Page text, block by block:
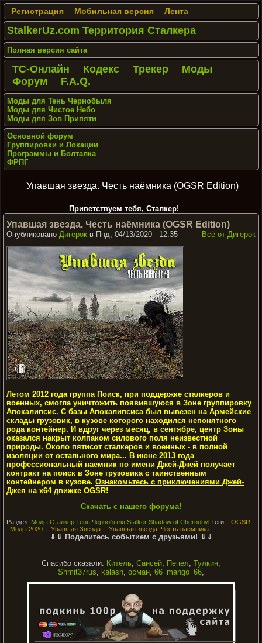
Регистрация Мобильная версия Лента
StalkerUz.com Территория Сталкера
Полная версия сайта
ТС-Онлайн Кодекс Трекер
Моды
Форум
F.A.Q.
Моды для Тень Чернобыля
Моды для Чистое Небо
Моды для Зов Припяти
Основной форум
Группировки и Локации
Программы и Болталка
ФРПГ
Упавшая звезда. Честь наёмника (OGSR Edition)
Приветствуем тебя, Сталкер!
Упавшая звезда. Честь наёмника (OGSR Edition)
Всё от Дигерок
Опубликовано Дигерок в Пнд, 04/13/2020 - 12:35
Летом 2012 года группа Поиск, при поддержке сталкеров и
военных, смогла уничтожить появившуюся в Зоне группировку
Апокалипсис. С базы Апокалипсиса был вывезен на Армейские
склады грузовик, в кузове которого находился непонятного
рода контейнер. И вдруг через месяц, в сентябре, центр Зоны
оказался накрыт колпаком силового поля неизвестной
природы. Около пятисот сталкеров и военных - в полной
изоляции от остального мира... В июне 2013 года
профессиональный наемник по имени Джей-Джей получает
контракт на поиск в Зоне грузовика с таинственным
контейнером в кузове. Ознакомьтесь с приключениями Джей-
Джея на х64 движке OGSR!
Скачать с нашего форума!
Раздел: Моды Сталкер Тень Чернобыля Stalker Shadow of Chernobyl Теги:
OGSR
Моды 2020
Упавшая Звезда Упавшая звезда. Честь наемника
⇓⇓ Поделитесь событием с друзьями! ⇓⇓
Спасибо сказали: Китель, Сансей, Пепел, Тулкин,
Shmit37rus, kalash, осман, 66_mango_66,